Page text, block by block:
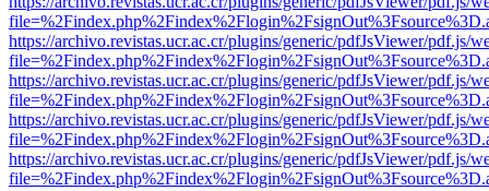
https://archivo.revistas.ucr.ac.cr/plugins/generic/pdfJsViewer/pdf.js/
https://archivo.revistas.ucr.ac.cr/plugins/generic/pdfJsViewer/pdf.js/
https://archivo.revistas.ucr.ac.cr/plugins/generic/pdfJsViewer/pdf.js/
https://archivo.revistas.ucr.ac.cr/plugins/generic/pdfJsViewer/pdf.js/